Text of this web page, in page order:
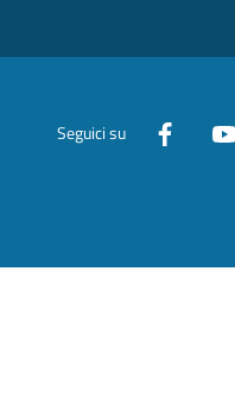
Seguici su